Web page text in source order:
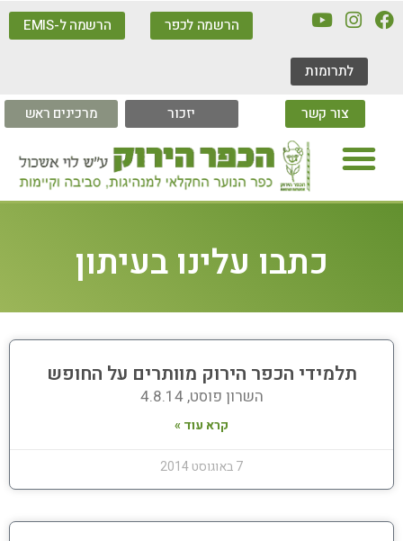
לתרומות
הרשמה לכפר הרשמה ל-EMIS
צור קשר יזכור מרכינים ראש
כתבו עלינו בעיתון
תלמידי הכפר הירוק מוותרים על החופש
השרון פוסט, 4.8.14
קרא עוד »
7 באוגוסט 2014